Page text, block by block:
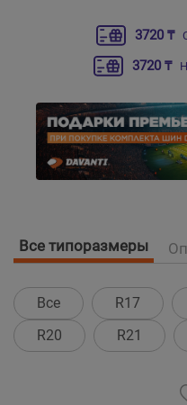
3720 ₸
3720 ₸
Все типоразмеры
Все R17
R20
R21